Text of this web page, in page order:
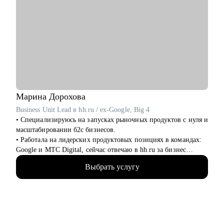
Марина Дорохова
Business Unit Lead в hh.ru / ex-Google, Big 4
• Специализируюсь на запусках рыночных продуктов с нуля и
масштабировании б2с бизнесов.
• Работала на лидерских продуктовых позициях в командах:
Google и МТС Digital, сейчас отвечаю в hh.ru за бизнес
направление.
• В прикладном смысле понимаю потребности работодателей
к кандидатам и сотрудникам, благодаря опыту в индустрии
Выбрать услугу